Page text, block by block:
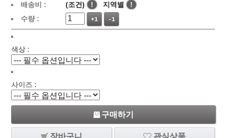
배송비 : (조건) ! 지역별
!
수량 :
+1 -1
색상 :
사이즈 :
구매하기
장바구니 관심상품